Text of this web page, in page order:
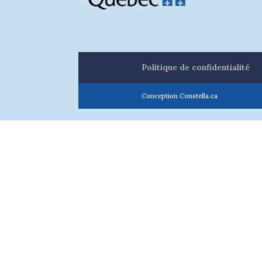
Politique de confidentialité
Conception Constella.ca